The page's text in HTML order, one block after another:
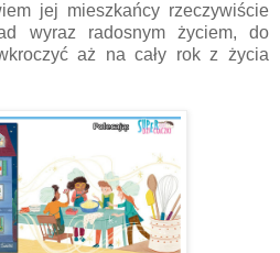
jej mieszkańcy rzeczywiście
wyraz radosnym życiem, do
aż na cały rok z życia